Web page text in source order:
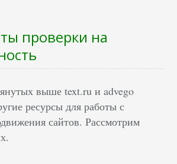
проверки на
выше text.ru и advego
ресурсы для работы с
сайтов. Рассмотрим